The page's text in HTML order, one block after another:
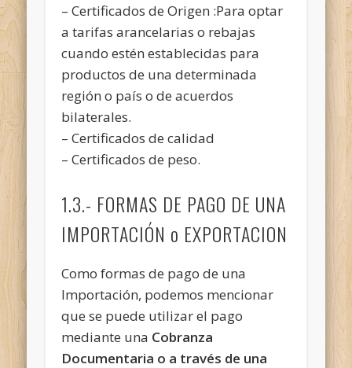
– Certificados de Origen :Para optar
a tarifas arancelarias o rebajas
cuando estén establecidas para
productos de una determinada
región o país o de acuerdos
bilaterales.
– Certificados de calidad
– Certificados de peso.
1.3.- FORMAS DE PAGO DE UNA
IMPORTACIÓN o EXPORTACION
Como formas de pago de una
Importación, podemos mencionar
que se puede utilizar el pago
mediante una Cobranza
Documentaria o a través de una